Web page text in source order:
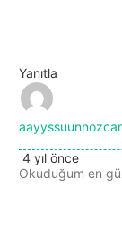
Yanıtla
4 yıl önce
Okuduğum en